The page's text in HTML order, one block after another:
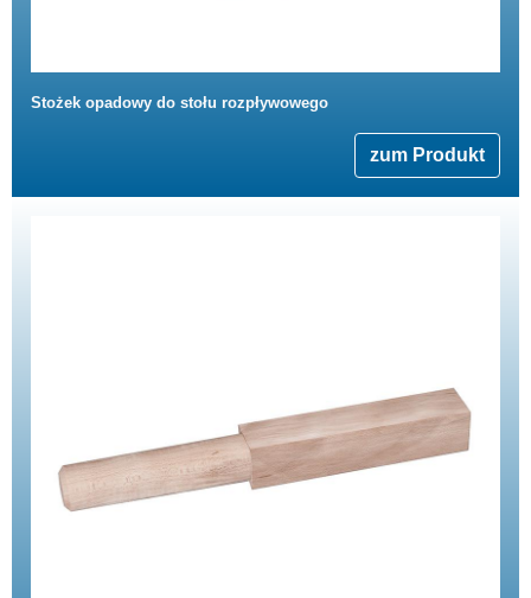
Stożek opadowy do stołu rozpływowego
zum Produkt